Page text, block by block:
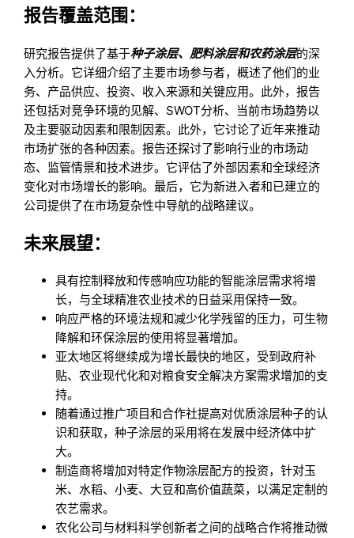
报告覆盖范围：
研究报告提供了基于种子涂层、肥料涂层和农药涂层的深
入分析。它详细介绍了主要市场参与者，概述了他们的业
务、产品供应、投资、收入来源和关键应用。此外，报告
还包括对竞争环境的见解、SWOT分析、当前市场趋势以
及主要驱动因素和限制因素。此外，它讨论了近年来推动
市场扩张的各种因素。报告还探讨了影响行业的市场动
态、监管情景和技术进步。它评估了外部因素和全球经济
变化对市场增长的影响。最后，它为新进入者和已建立的
公司提供了在市场复杂性中导航的战略建议。
未来展望：
具有控制释放和传感响应功能的智能涂层需求将增
长，与全球精准农业技术的日益采用保持一致。
响应严格的环境法规和减少化学残留的压力，可生物
降解和环保涂层的使用将显著增加。
亚太地区将继续成为增长最快的地区，受到政府补
贴、农业现代化和对粮食安全解决方案需求增加的支
持。
随着通过推广项目和合作社提高对优质涂层种子的认
识和获取，种子涂层的采用将在发展中经济体中扩
大。
制造商将增加对特定作物涂层配方的投资，针对玉
米、水稻、小麦、大豆和高价值蔬菜，以满足定制的
农艺需求。
农化公司与材料科学创新者之间的战略合作将推动微